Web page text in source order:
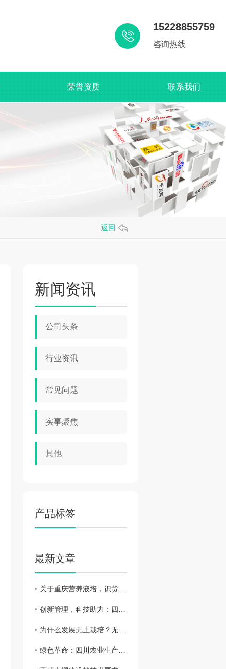
15228855759
咨询热线
荣誉资质 联系我们
返回
新闻资讯
公司头条
行业资讯
常见问题
实事聚焦
其他
产品标签
最新文章
关于重庆营养液培，识货不复杂
创新管理，科技助力：四川水肥一体化的探索与实践
为什么发展无土栽培？无土栽培的优势在哪里？
绿色革命：四川农业生产现代化转型与无土栽培